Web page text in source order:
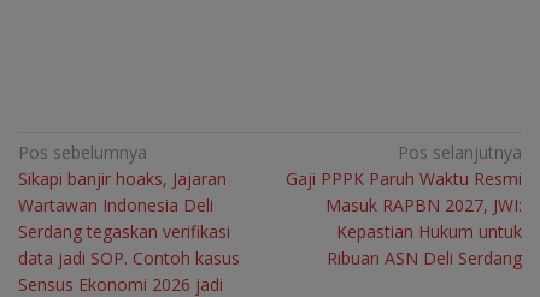
Navigasi
pos
Pos sebelumnya
Sikapi banjir hoaks, Jajaran
Wartawan Indonesia Deli
Serdang tegaskan verifikasi
data jadi SOP. Contoh kasus
Sensus Ekonomi 2026 jadi
Pos selanjutnya
Gaji PPPK Paruh Waktu Resmi
Masuk RAPBN 2027, JWI:
Kepastian Hukum untuk
Ribuan ASN Deli Serdang